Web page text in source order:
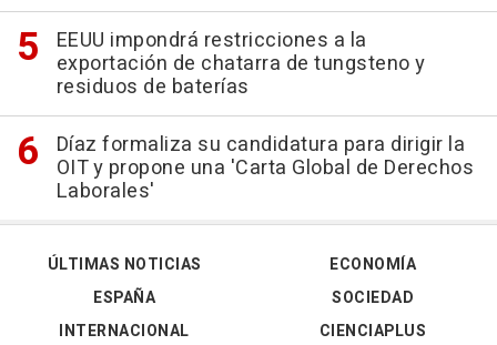
EEUU impondrá restricciones a la
exportación de chatarra de tungsteno y
residuos de baterías
Díaz formaliza su candidatura para dirigir la
OIT y propone una 'Carta Global de Derechos
Laborales'
ÚLTIMAS NOTICIAS
ESPAÑA
INTERNACIONAL
ECONOMÍA
SOCIEDAD
CIENCIAPLUS